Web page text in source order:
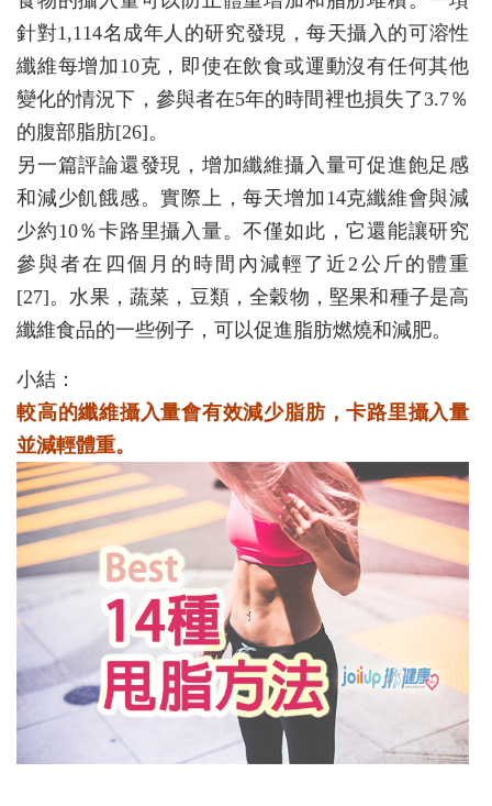
針對1,114名成年人的研究發現，每天攝入的可溶性
纖維每增加10克，即使在飲食或運動沒有任何其他
變化的情況下，參與者在5年的時間裡也損失了3.7％
的腹部脂肪[26]。
另一篇評論還發現，增加纖維攝入量可促進飽足感
和減少飢餓感。實際上，每天增加14克纖維會與減
少約10％卡路里攝入量。不僅如此，它還能讓研究
參與者在四個月的時間內減輕了近2公斤的體重
[27]。水果，蔬菜，豆類，全穀物，堅果和種子是高
纖維食品的一些例子，可以促進脂肪燃燒和減肥。
小結：
較高的纖維攝入量會有效減少脂肪，卡路里攝入量
並減輕體重。